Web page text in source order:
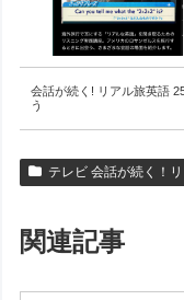
会話が続く! リアル旅英語
う
テレビ 会話が続く！
関連記事